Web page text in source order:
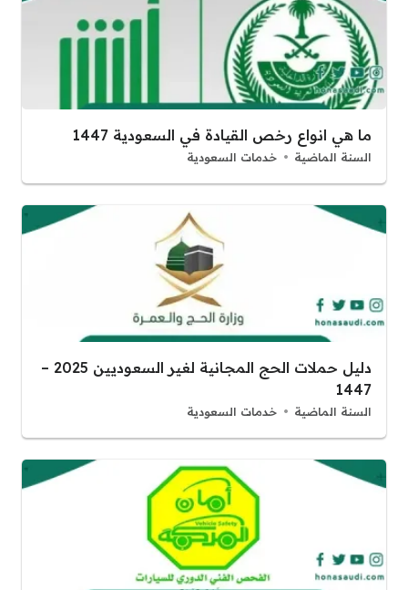
ما هي انواع رخص القيادة في السعودية 1447
السنة الماضية خدمات السعودية
دليل حملات الحج المجانية لغير السعوديين 2025 –
1447
السنة الماضية خدمات السعودية